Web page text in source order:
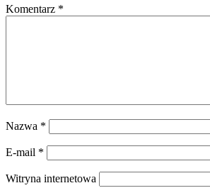
Komentarz *
Nazwa *
E-mail *
Witryna internetowa